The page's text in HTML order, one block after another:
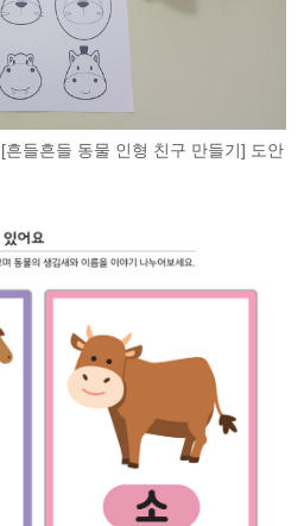
들흔들 동물 인형 친구 만들기] 도안